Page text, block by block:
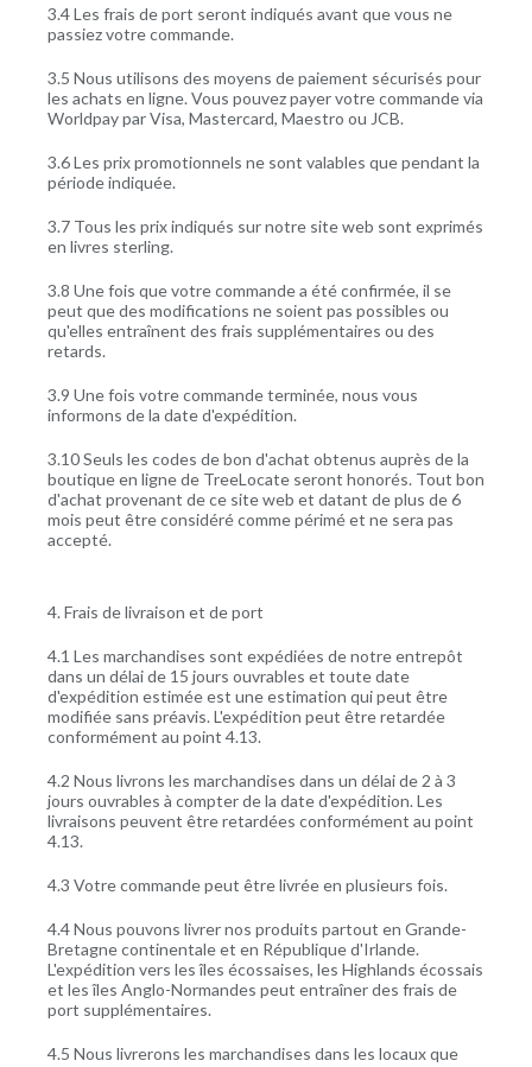
3.4 Les frais de port seront indiqués avant que vous ne
passiez votre commande.
3.5 Nous utilisons des moyens de paiement sécurisés pour
les achats en ligne. Vous pouvez payer votre commande via
Worldpay par Visa, Mastercard, Maestro ou JCB.
3.6 Les prix promotionnels ne sont valables que pendant la
période indiquée.
3.7 Tous les prix indiqués sur notre site web sont exprimés
en livres sterling.
3.8 Une fois que votre commande a été confirmée, il se
peut que des modifications ne soient pas possibles ou
qu'elles entraînent des frais supplémentaires ou des
retards.
3.9 Une fois votre commande terminée, nous vous
informons de la date d'expédition.
3.10 Seuls les codes de bon d'achat obtenus auprès de la
boutique en ligne de TreeLocate seront honorés. Tout bon
d'achat provenant de ce site web et datant de plus de 6
mois peut être considéré comme périmé et ne sera pas
accepté.
4. Frais de livraison et de port
4.1 Les marchandises sont expédiées de notre entrepôt
dans un délai de 15 jours ouvrables et toute date
d'expédition estimée est une estimation qui peut être
modifiée sans préavis. L'expédition peut être retardée
conformément au point 4.13.
4.2 Nous livrons les marchandises dans un délai de 2 à 3
jours ouvrables à compter de la date d'expédition. Les
livraisons peuvent être retardées conformément au point
4.13.
4.3 Votre commande peut être livrée en plusieurs fois.
4.4 Nous pouvons livrer nos produits partout en Grande-
Bretagne continentale et en République d'Irlande.
L'expédition vers les îles écossaises, les Highlands écossais
et les îles Anglo-Normandes peut entraîner des frais de
port supplémentaires.
4.5 Nous livrerons les marchandises dans les locaux que